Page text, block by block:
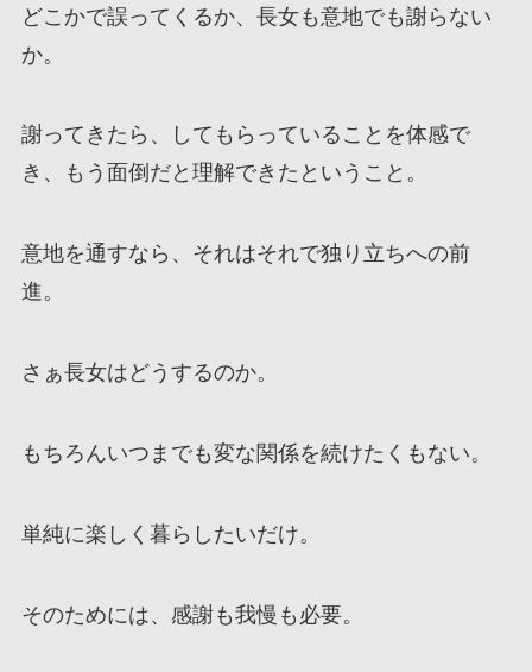
どこかで誤ってくるか、長女も意地でも謝らない
か。
謝ってきたら、してもらっていることを体感で
き、もう面倒だと理解できたということ。
意地を通すなら、それはそれで独り立ちへの前
進。
さぁ長女はどうするのか。
もちろんいつまでも変な関係を続けたくもない。
単純に楽しく暮らしたいだけ。
そのためには、感謝も我慢も必要。